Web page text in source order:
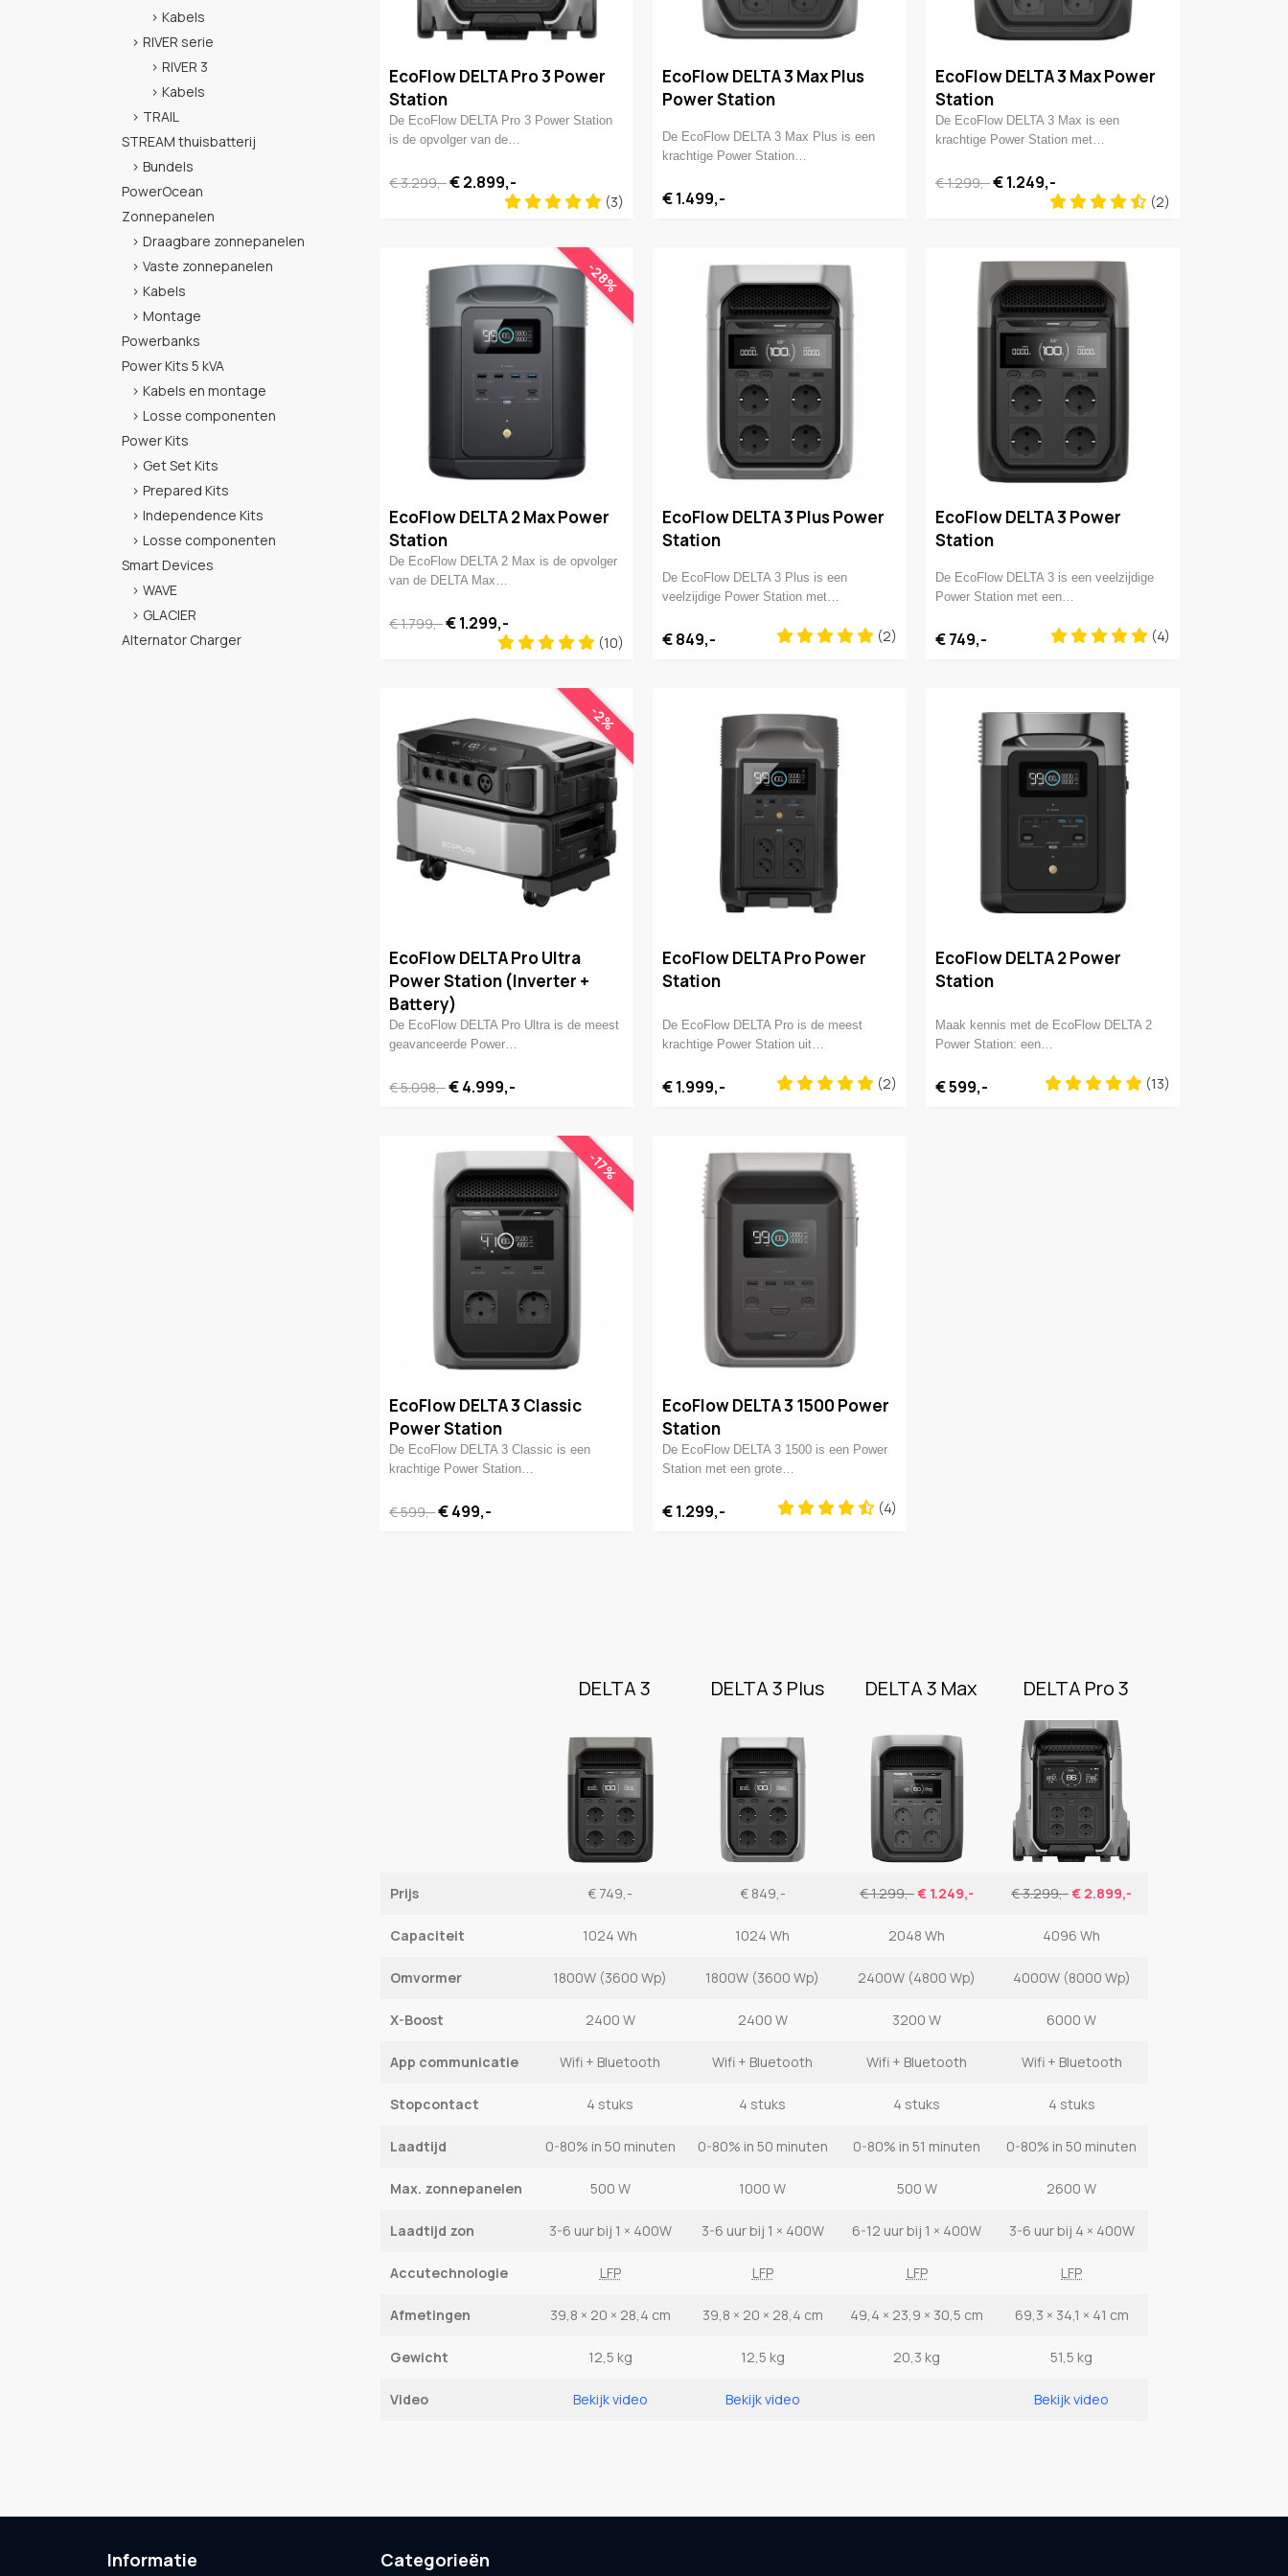
Kabels
RIVER serie
RIVER 3
Kabels
TRAIL
STREAM thuisbatterij
Bundels
PowerOcean
Zonnepanelen
Draagbare zonnepanelen
Vaste zonnepanelen
Kabels
Montage
Powerbanks
Power Kits 5 kVA
Kabels en montage
Losse componenten
Power Kits
Get Set Kits
Prepared Kits
Independence Kits
Losse componenten
Smart Devices
WAVE
GLACIER
Alternator Charger
EcoFlow DELTA Pro 3 Power
Station
De EcoFlow DELTA Pro 3 Power Station
is de opvolger van de…
€ 3.299,-€ 2.899,-
(3)
EcoFlow DELTA 3 Max Plus
Power Station
De EcoFlow DELTA 3 Max Plus is een
krachtige Power Station…
€ 1.499,-
EcoFlow DELTA 3 Max Power
Station
De EcoFlow DELTA 3 Max is een
krachtige Power Station met…
€ 1.299,-€ 1.249,-
(2)
-28%
EcoFlow DELTA 2 Max Power
Station
De EcoFlow DELTA 2 Max is de opvolger
van de DELTA Max…
€ 1.799,-€ 1.299,-
(10)
EcoFlow DELTA 3 Plus Power
Station
De EcoFlow DELTA 3 Plus is een
veelzijdige Power Station met…
€ 849,- (2)
EcoFlow DELTA 3 Power
Station
De EcoFlow DELTA 3 is een veelzijdige
Power Station met een…
€ 749,- (4)
-2%
EcoFlow DELTA Pro Ultra
Power Station (Inverter +
Battery)
De EcoFlow DELTA Pro Ultra is de meest
geavanceerde Power…
€ 5.098,-€ 4.999,-
EcoFlow DELTA Pro Power
Station
De EcoFlow DELTA Pro is de meest
krachtige Power Station uit…
€ 1.999,- (2)
EcoFlow DELTA 2 Power
Station
Maak kennis met de EcoFlow DELTA 2
Power Station: een…
€ 599,- (13)
-17%
EcoFlow DELTA 3 Classic
Power Station
De EcoFlow DELTA 3 Classic is een
krachtige Power Station…
€ 599,-€ 499,-
EcoFlow DELTA 3 1500 Power
Station
De EcoFlow DELTA 3 1500 is een Power
Station met een grote…
€ 1.299,- (4)
DELTA 3 DELTA 3 Plus DELTA 3 Max DELTA Pro 3
Prijs € 749,- € 849,- € 1.299,- € 1.249,- € 3.299,- € 2.899,-
Capaciteit 1024 Wh 1024 Wh 2048 Wh 4096 Wh
Omvormer 1800W (3600 Wp) 1800W (3600 Wp) 2400W (4800 Wp) 4000W (8000 Wp)
X-Boost 2400 W 2400 W 3200 W 6000 W
App communicatie Wifi + Bluetooth Wifi + Bluetooth Wifi + Bluetooth Wifi + Bluetooth
Stopcontact 4 stuks 4 stuks 4 stuks 4 stuks
Laadtijd 0-80% in 50 minuten 0-80% in 50 minuten 0-80% in 51 minuten 0-80% in 50 minuten
Max. zonnepanelen 500 W 1000 W 500 W 2600 W
Laadtijd zon 3-6 uur bij 1 × 400W 3-6 uur bij 1 × 400W 6-12 uur bij 1 × 400W 3-6 uur bij 4 × 400W
Accu­technologie LFP LFP LFP LFP
Afmetingen 39,8 × 20 × 28,4 cm 39,8 × 20 × 28,4 cm 49,4 × 23,9 × 30,5 cm 69,3 × 34,1 × 41 cm
Gewicht 12,5 kg 12,5 kg 20,3 kg 51,5 kg
Video Bekijk video Bekijk video Bekijk video
Informatie Categorieën